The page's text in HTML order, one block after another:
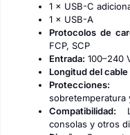
1 × USB-C
1 × USB-A
Protocolos de
FCP, SCP
Entrada: 100–240
Longitud del
Protecciones:
sobretemperatura
Compatibilidad:
consolas y otros